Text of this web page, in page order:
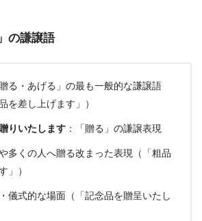
の謙譲語
る・あげる」の最も一般的な謙譲語
を差し上げます」）
りいたします ：「贈る」の謙譲表現
多くの人へ贈る改まった表現（「粗品
」）
儀式的な場面（「記念品を贈呈いたし